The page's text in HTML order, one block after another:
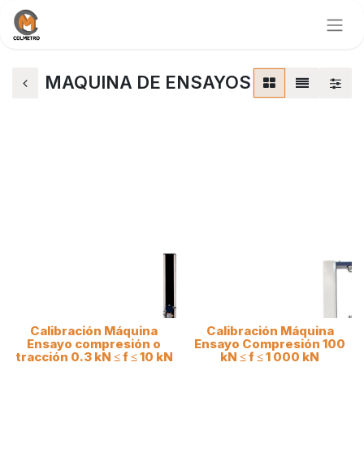
MAQUINA DE ENSAYOS
Calibración Máquina
Ensayo compresión o
tracción 0.3 kN ≤ f ≤ 10 kN
Calibración Máquina
Ensayo Compresión 100
kN ≤ f ≤ 1 000 kN